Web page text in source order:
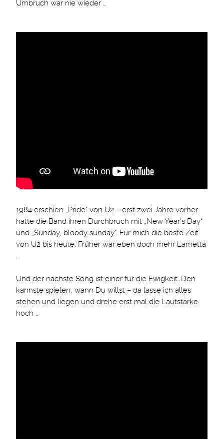
Umbruch war nie wieder …
1984 erschien „Pride“ von U2 – erst zwei Jahre vorher
hatte die Band ihren Durchbruch mit „New Year’s Day“
und „Sunday, bloody sunday“. Für mich die beste Zeit
von U2 bis heute. Früher war eben doch mehr Lametta
…
Und der nächste Song ist einer für die Ewigkeit. Den
kannste spielen, wann Du willst – da lasse ich alles
stehen und liegen und drehe erst mal die Lautstärke
hoch …